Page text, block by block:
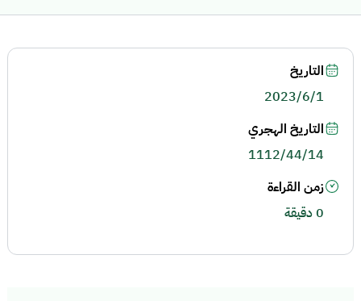
التاريخ
2023/6/1
التاريخ الهجري
1112/44/14
زمن القراءة
0 دقيقة